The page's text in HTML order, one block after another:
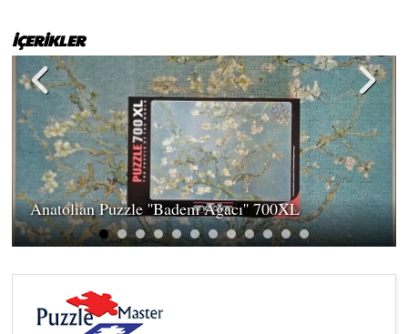
İÇERİKLER
Anatolian Puzzle ''Badem Ağacı'' 700XL